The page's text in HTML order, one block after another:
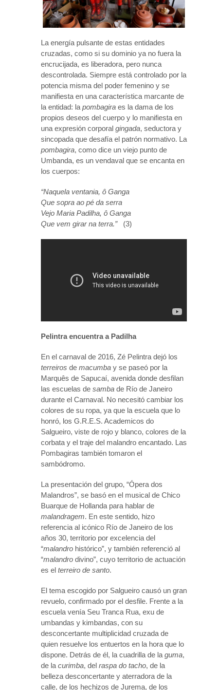
La energía pulsante de estas entidades
cruzadas, como si su dominio ya no fuera la
encrucijada, es liberadora, pero nunca
descontrolada. Siempre está controlado por la
potencia misma del poder femenino y se
manifiesta en una característica marcante de
la entidad: la pombagira es la dama de los
propios deseos del cuerpo y lo manifiesta en
una expresión corporal gingada, seductora y
sincopada que desafía el patrón normativo. La
pombagira, como dice un viejo punto de
Umbanda, es un vendaval que se encanta en
los cuerpos:
“Naquela ventania, ô Ganga
Que sopra ao pé da serra
Vejo Maria Padilha, ô Ganga
Que vem girar na terra.”
(3)
Pelintra encuentra a Padilha
En el carnaval de 2016, Zé Pelintra dejó los
terreiros de macumba y se paseó por la
Marquês de Sapucaí, avenida donde desfilan
las escuelas de samba de Río de Janeiro
durante el Carnaval. No necesitó cambiar los
colores de su ropa, ya que la escuela que lo
honró, los G.R.E.S. Academicos do
Salgueiro, viste de rojo y blanco, colores de la
corbata y el traje del malandro encantado. Las
Pombagiras también tomaron el
sambódromo.
La presentación del grupo, “Ópera dos
Malandros”, se basó en el musical de Chico
Buarque de Hollanda para hablar de
malandragem. En este sentido, hizo
referencia al icónico Río de Janeiro de los
años 30, territorio por excelencia del
“malandro histórico”, y también referenció al
“malandro divino”, cuyo territorio de actuación
es el terreiro de santo.
El tema escogido por Salgueiro causó un gran
revuelo, confirmado por el desfile. Frente a la
escuela venía Seu Tranca Rua, exu de
umbandas y kimbandas, con su
desconcertante multiplicidad cruzada de
quien resuelve los entuertos en la hora que lo
dispone. Detrás de él, la cuadrilla de la guma,
de la curimba, del raspa do tacho, de la
belleza desconcertante y aterradora de la
calle, de los hechizos de Jurema, de los